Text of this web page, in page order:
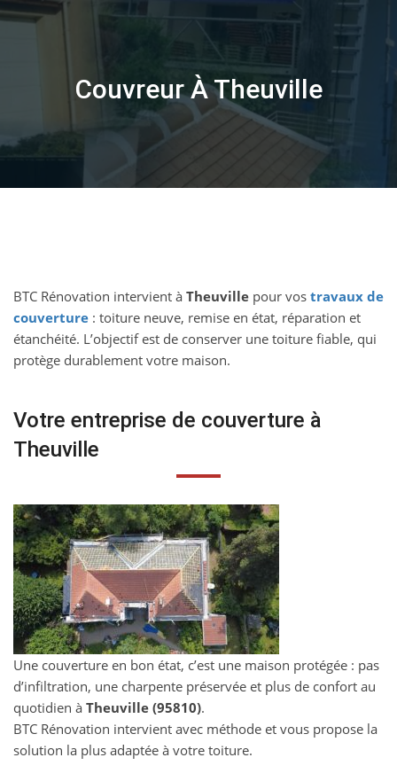
Skip
Couvreur À Theuville
BTC Rénovation intervient à Theuville pour vos travaux de
couverture : toiture neuve, remise en état, réparation et
étanchéité. L’objectif est de conserver une toiture fiable, qui
protège durablement votre maison.
Votre entreprise de couverture à
Theuville
Une couverture en bon état, c’est une maison protégée : pas
d’infiltration, une charpente préservée et plus de confort au
quotidien à Theuville (95810).
BTC Rénovation intervient avec méthode et vous propose la
solution la plus adaptée à votre toiture.